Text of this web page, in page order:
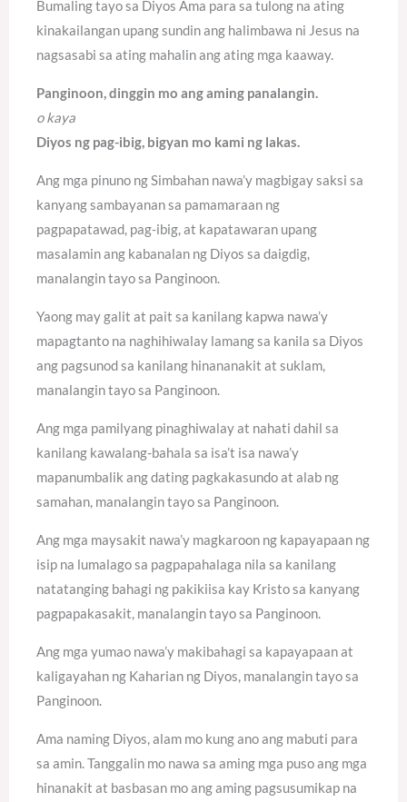
Bumaling tayo sa Diyos Ama para sa tulong na ating
kinakailangan upang sundin ang halimbawa ni Jesus na
nagsasabi sa ating mahalin ang ating mga kaaway.
Panginoon, dinggin mo ang aming panalangin.
o kaya
Diyos ng pag-ibig, bigyan mo kami ng lakas.
Ang mga pinuno ng Simbahan nawa’y magbigay saksi sa
kanyang sambayanan sa pamamaraan ng
pagpapatawad, pag-ibig, at kapatawaran upang
masalamin ang kabanalan ng Diyos sa daigdig,
manalangin tayo sa Panginoon.
Yaong may galit at pait sa kanilang kapwa nawa’y
mapagtanto na naghihiwalay lamang sa kanila sa Diyos
ang pagsunod sa kanilang hinananakit at suklam,
manalangin tayo sa Panginoon.
Ang mga pamilyang pinaghiwalay at nahati dahil sa
kanilang kawalang-bahala sa isa’t isa nawa’y
mapanumbalik ang dating pagkakasundo at alab ng
samahan, manalangin tayo sa Panginoon.
Ang mga maysakit nawa’y magkaroon ng kapayapaan ng
isip na lumalago sa pagpapahalaga nila sa kanilang
natatanging bahagi ng pakikiisa kay Kristo sa kanyang
pagpapakasakit, manalangin tayo sa Panginoon.
Ang mga yumao nawa’y makibahagi sa kapayapaan at
kaligayahan ng Kaharian ng Diyos, manalangin tayo sa
Panginoon.
Ama naming Diyos, alam mo kung ano ang mabuti para
sa amin. Tanggalin mo nawa sa aming mga puso ang mga
hinanakit at basbasan mo ang aming pagsusumikap na